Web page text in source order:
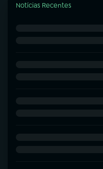
Notícias Recentes